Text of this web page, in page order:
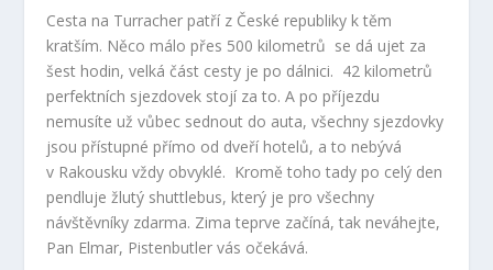
Cesta na Turracher patří z České republiky k těm
kratším. Něco málo přes 500 kilometrů se dá ujet za
šest hodin, velká část cesty je po dálnici. 42 kilometrů
perfektních sjezdovek stojí za to. A po příjezdu
nemusíte už vůbec sednout do auta, všechny sjezdovky
jsou přístupné přímo od dveří hotelů, a to nebývá
v Rakousku vždy obvyklé. Kromě toho tady po celý den
pendluje žlutý shuttlebus, který je pro všechny
návštěvníky zdarma. Zima teprve začíná, tak neváhejte,
Pan Elmar, Pistenbutler vás očekává.